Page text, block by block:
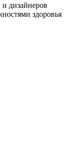
дизайнеров
здоровья